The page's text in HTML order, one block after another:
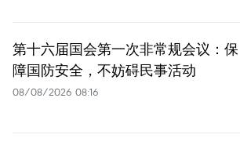
第十六届国会第一次非常规会议：保
障国防安全，不妨碍民事活动
08/08/2026 08:16